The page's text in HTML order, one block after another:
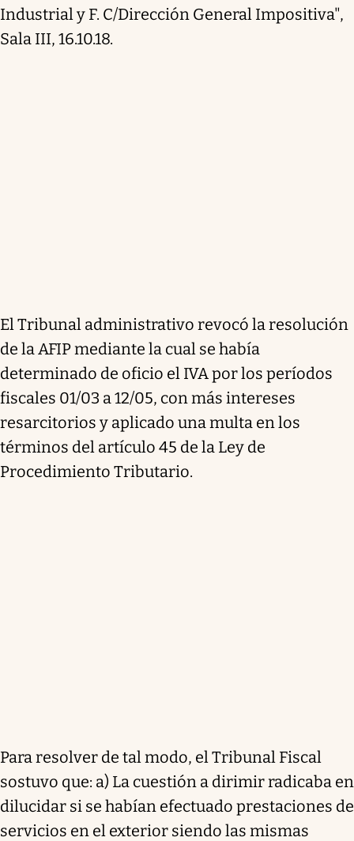
Industrial y F. C/Dirección General Impositiva",
Sala III, 16.10.18.
El Tribunal administrativo revocó la resolución
de la AFIP mediante la cual se había
determinado de oficio el IVA por los períodos
fiscales 01/03 a 12/05, con más intereses
resarcitorios y aplicado una multa en los
términos del artículo 45 de la Ley de
Procedimiento Tributario.
Para resolver de tal modo, el Tribunal Fiscal
sostuvo que: a) La cuestión a dirimir radicaba en
dilucidar si se habían efectuado prestaciones de
servicios en el exterior siendo las mismas